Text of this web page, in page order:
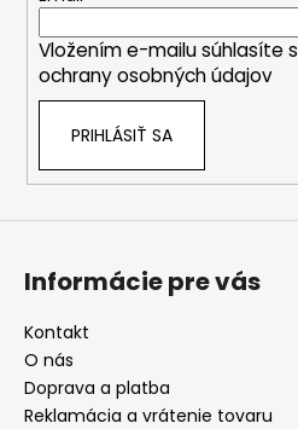
Vložením e-mailu súhlasíte s
ochrany osobných údajov
PRIHLÁSIŤ SA
Informácie pre vás
Kontakt
O nás
Doprava a platba
Reklamácia a vrátenie tovaru